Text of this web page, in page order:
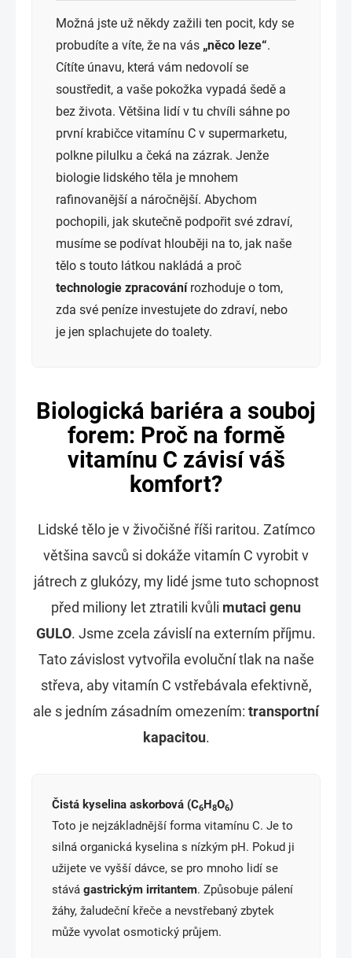
Možná jste už někdy zažili ten pocit, kdy se
probudíte a víte, že na vás „něco leze“.
Cítíte únavu, která vám nedovolí se
soustředit, a vaše pokožka vypadá šedě a
bez života. Většina lidí v tu chvíli sáhne po
první krabičce vitamínu C v supermarketu,
polkne pilulku a čeká na zázrak. Jenže
biologie lidského těla je mnohem
rafinovanější a náročnější. Abychom
pochopili, jak skutečně podpořit své zdraví,
musíme se podívat hlouběji na to, jak naše
tělo s touto látkou nakládá a proč
technologie zpracovánírozhoduje o tom,
zda své peníze investujete do zdraví, nebo
je jen splachujete do toalety.
Biologická bariéra a souboj
forem: Proč na formě
vitamínu C závisí váš
komfort?
Lidské tělo je v živočišné říši raritou. Zatímco
většina savců si dokáže vitamín C vyrobit v
játrech z glukózy, my lidé jsme tuto schopnost
před miliony let ztratili kvůli mutaci genu
GULO. Jsme zcela závislí na externím příjmu.
Tato závislost vytvořila evoluční tlak na naše
střeva, aby vitamín C vstřebávala efektivně,
ale s jedním zásadním omezením: transportní
kapacitou.
Čistá kyselina askorbová (C6H8O6)
Toto je nejzákladnější forma vitamínu C. Je to
silná organická kyselina s nízkým pH. Pokud ji
užijete ve vyšší dávce, se pro mnoho lidí se
stává gastrickým irritantem. Způsobuje pálení
žáhy, žaludeční křeče a nevstřebaný zbytek
může vyvolat osmotický průjem.